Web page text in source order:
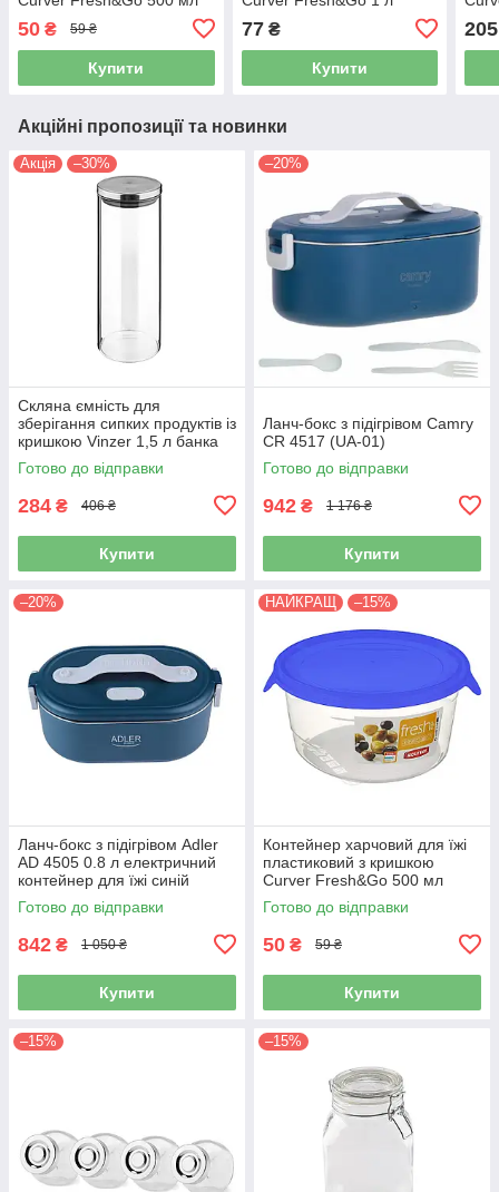
50 ₴ 59 ₴
Купити
77₴
Купити
205
Акційні пропозиції та новинки
Акція –30%
Скляна ємність для
зберігання сипких продуктів із
кришкою Vinzer 1,5 л банка
для круп і спецій 50237
Готово до відправки
284 ₴ 406 ₴
Купити
–20%
Ланч-бокс з підігрівом Camry
CR 4517 (UA-01)
Готово до відправки
942 ₴ 1 176 ₴
Купити
–20%
Ланч-бокс з підігрівом Adler
AD 4505 0.8 л електричний
контейнер для їжі синій
Готово до відправки
842 ₴ 1 050 ₴
Купити
НАЙКРАЩ –15%
Контейнер харчовий для їжі
пластиковий з кришкою
Curver Fresh&Go 500 мл
синя кришка (00563)
Готово до відправки
50 ₴ 59 ₴
Купити
–15% –15%